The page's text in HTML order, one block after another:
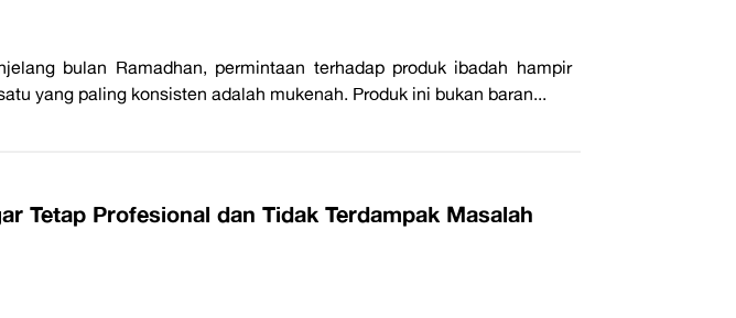
bulan Ramadhan, permintaan terhadap produk ibadah hampir
yang paling konsisten adalah mukenah. Produk ini bukan baran...
Tetap Profesional dan Tidak Terdampak Masalah